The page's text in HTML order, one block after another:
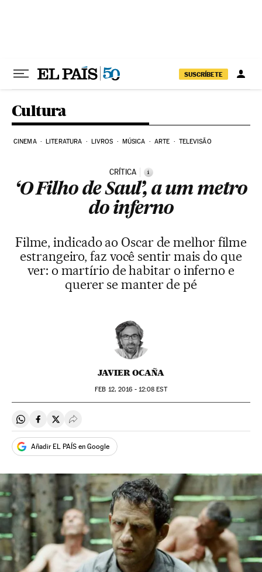
SUSCRÍBETE
Cultura
CINEMA LITERATURA LIVROS MÚSICA ARTE TELEVISÃO
CRÍTICA i
‘O Filho de Saul’, a um metro
do inferno
Filme, indicado ao Oscar de melhor filme
estrangeiro, faz você sentir mais do que
ver: o martírio de habitar o inferno e
querer se manter de pé
JAVIER OCAÑA
FEB 12, 2016 - 12:08 EST
Compartir en Whatsapp
Compartir en Facebook
Compartir en Twitter
Desplegar Redes Sociales
Añadir EL PAÍS en Google